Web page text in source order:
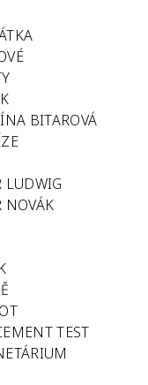
BITAROVÁ
LUDWIG
NOVÁK
TEST